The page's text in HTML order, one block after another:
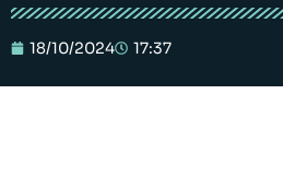
18/10/2024 17:37